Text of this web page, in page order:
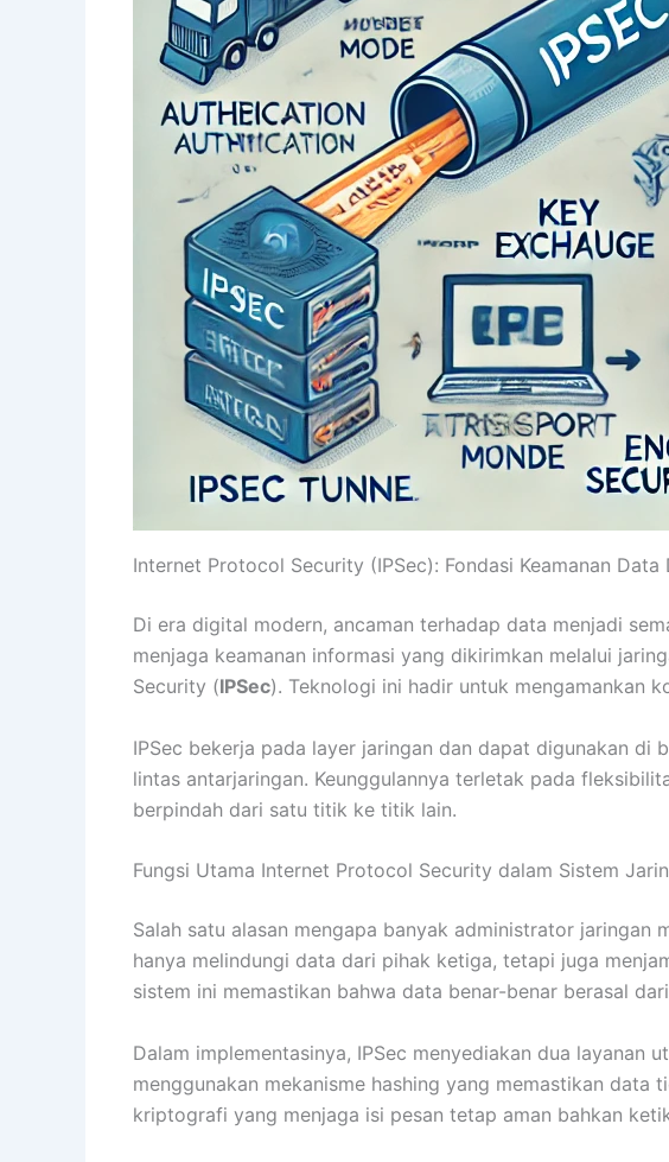
Internet Protocol Security (IPSec): Fondasi Keamanan Data
Di era digital modern, ancaman terhadap data menjadi
menjaga keamanan informasi yang dikirimkan melalui
Security (IPSec). Teknologi ini hadir untuk mengamankan
IPSec bekerja pada layer jaringan dan dapat digunakan di
lintas antarjaringan. Keunggulannya terletak pada
berpindah dari satu titik ke titik lain.
Fungsi Utama Internet Protocol Security dalam Sistem
Salah satu alasan mengapa banyak administrator
hanya melindungi data dari pihak ketiga, tetapi juga
sistem ini memastikan bahwa data benar-benar berasal
Dalam implementasinya, IPSec menyediakan dua
menggunakan mekanisme hashing yang memastikan
kriptografi yang menjaga isi pesan tetap aman bahkan